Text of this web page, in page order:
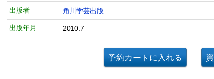
出版者 角川学芸出版
出版年月 2010.7